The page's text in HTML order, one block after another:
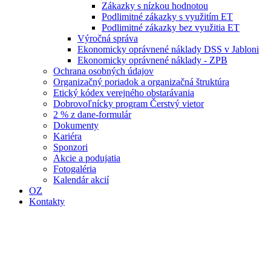
Zákazky s nízkou hodnotou
Podlimitné zákazky s využitím ET
Podlimitné zákazky bez využitia ET
Výročná správa
Ekonomicky oprávnené náklady DSS v Jabloni
Ekonomicky oprávnené náklady - ZPB
Ochrana osobných údajov
Organizačný poriadok a organizačná štruktúra
Etický kódex verejného obstarávania
Dobrovoľnícky program Čerstvý vietor
2 % z dane-formulár
Dokumenty
Kariéra
Sponzori
Akcie a podujatia
Fotogaléria
Kalendár akcií
OZ
Kontakty